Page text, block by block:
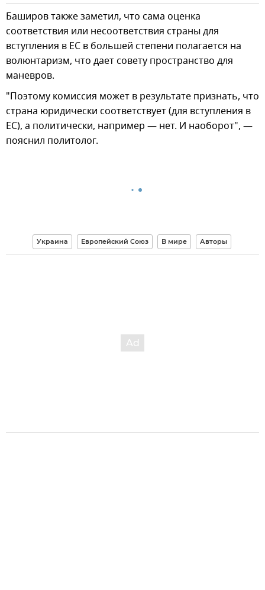
Баширов также заметил, что сама оценка
соответствия или несоответствия страны для
вступления в ЕС в большей степени полагается на
волюнтаризм, что дает совету пространство для
маневров.
"Поэтому комиссия может в результате признать, что
страна юридически соответствует (для вступления в
ЕС), а политически, например — нет. И наоборот", —
пояснил политолог.
Украина Европейский Союз В мире Авторы